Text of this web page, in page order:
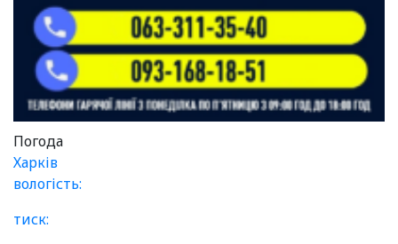
Погода
Харків
вологість:
тиск: